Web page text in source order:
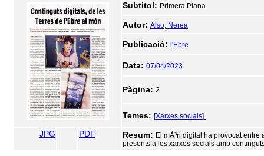
Subtitol: Primera Plana
Autor: Also, Nerea
Publicació: l'Ebre
Data: 07/04/2023
Pàgina: 2
Temes: [Xarxes socials]
JPG PDF Resum: El mÃ³n digital ha provocat
presents a les xarxes socials amb